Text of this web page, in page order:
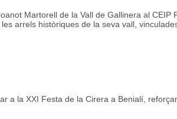
Martorell de la Vall de Gallinera al
arrels històriques de la seva vall,
a la XXI Festa de la Cirera a Benialí,